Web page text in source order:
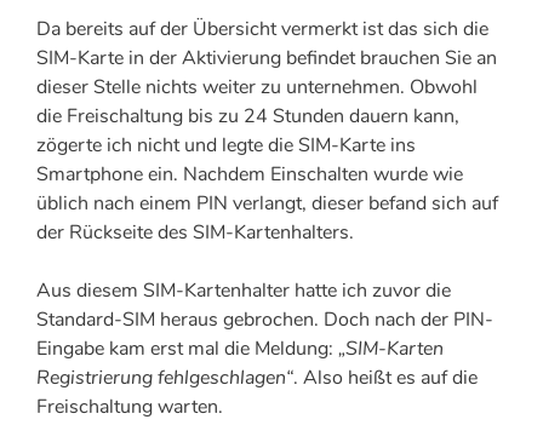
Da bereits auf der Übersicht vermerkt ist das sich die
SIM-Karte in der Aktivierung befindet brauchen Sie an
dieser Stelle nichts weiter zu unternehmen. Obwohl
die Freischaltung bis zu 24 Stunden dauern kann,
zögerte ich nicht und legte die SIM-Karte ins
Smartphone ein. Nachdem Einschalten wurde wie
üblich nach einem PIN verlangt, dieser befand sich auf
der Rückseite des SIM-Kartenhalters.
Aus diesem SIM-Kartenhalter hatte ich zuvor die
Standard-SIM heraus gebrochen. Doch nach der PIN-
Eingabe kam erst mal die Meldung: „SIM-Karten
Registrierung fehlgeschlagen“. Also heißt es auf die
Freischaltung warten.